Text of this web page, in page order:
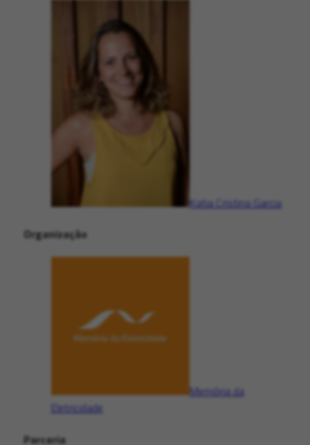
Katia Cristina Garcia
Organização
Memória da
Eletricidade
Parceria